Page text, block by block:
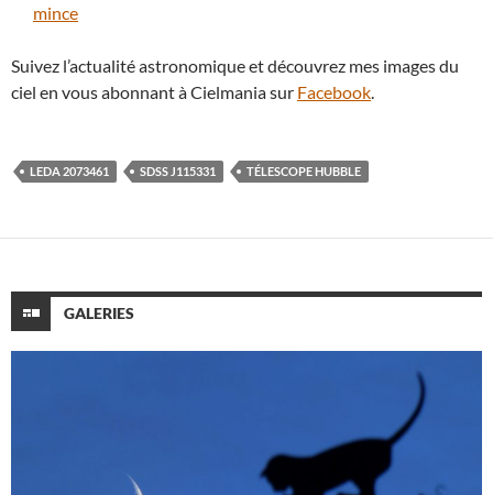
mince
Suivez l’actualité astronomique et découvrez mes images du
ciel en vous abonnant à Cielmania sur Facebook
LEDA 2073461 SDSS J115331 TÉLESCOPE HUBBLE
GALERIES